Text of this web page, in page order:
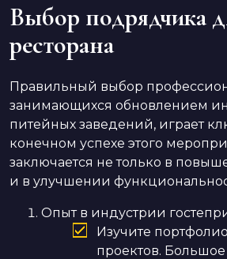
Выбор подрядчика
ресторана
Правильный выбор
занимающихся обновлением
питейных заведений, играет
конечном успехе этого
заключается не только в
и в улучшении
Опыт в индустрии
Изучите
проектов.